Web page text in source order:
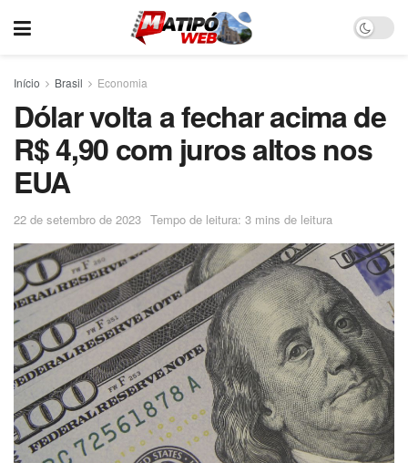
Início Brasil Economia
Dólar volta a fechar acima de
R$ 4,90 com juros altos nos
EUA
22 de setembro de 2023 Tempo de leitura: 3 mins de leitura